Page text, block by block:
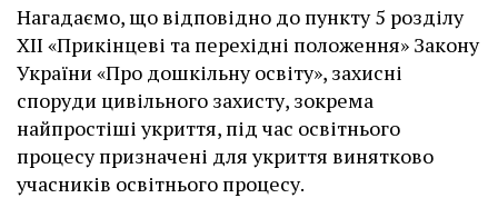
Нагадаємо, що відповідно до пункту 5 розділу
XII «Прикінцеві та перехідні положення» Закону
України «Про дошкільну освіту», захисні
споруди цивільного захисту, зокрема
найпростіші укриття, під час освітнього
процесу призначені для укриття винятково
учасників освітнього процесу.